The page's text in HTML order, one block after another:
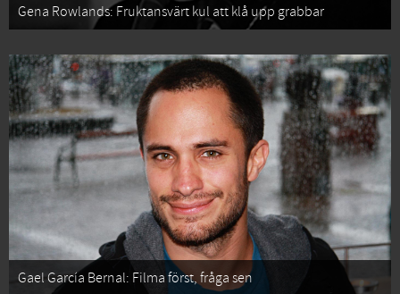
Gena Rowlands: Fruktansvärt kul att klå upp grabbar
Gael García Bernal: Filma först, fråga sen